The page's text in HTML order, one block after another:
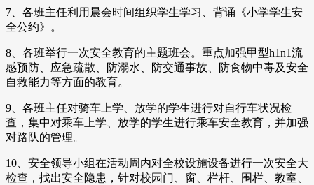
7、各班主任利用晨会时间组织学生学习、背诵《小学学生安
全公约》。
8、各班举行一次安全教育的主题班会。重点加强甲型h1n1流
感预防、应急疏散、防溺水、防交通事故、防食物中毒及安全
自救能力等方面的教育。
9、各班主任对骑车上学、放学的学生进行对自行车状况检
查，集中对乘车上学、放学的学生进行乘车安全教育，并加强
对路队的管理。
10、安全领导小组在活动周内对全校设施设备进行一次安全大
检查，找出安全隐患，针对校园门、窗、栏杆、围栏、教室、